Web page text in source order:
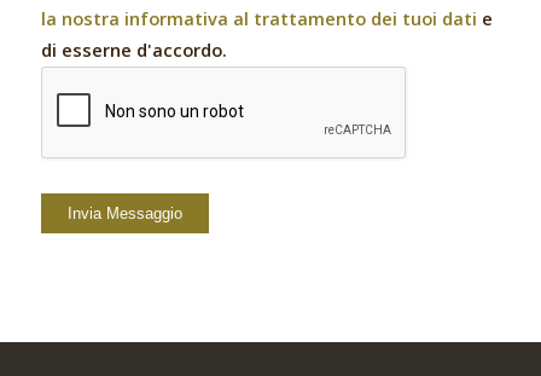
la nostra informativa al trattamento dei tuoi dati e
di esserne d'accordo.